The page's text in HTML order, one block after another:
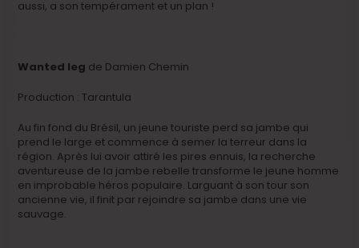
aussi, a son tempérament et un plan !
Wanted leg de Damien Chemin
Production : Tarantula
Au fin fond du Brésil, un jeune touriste perd sa jambe qui
prend le large et commence à semer la terreur dans la
région. Après lui avoir attiré les pires ennuis, la recherche
aventureuse de la jambe rebelle transforme le jeune homme
en improbable héros populaire. Larguant à son tour son
ancienne vie, il finit par rejoindre sa jambe dans une vie
sauvage.